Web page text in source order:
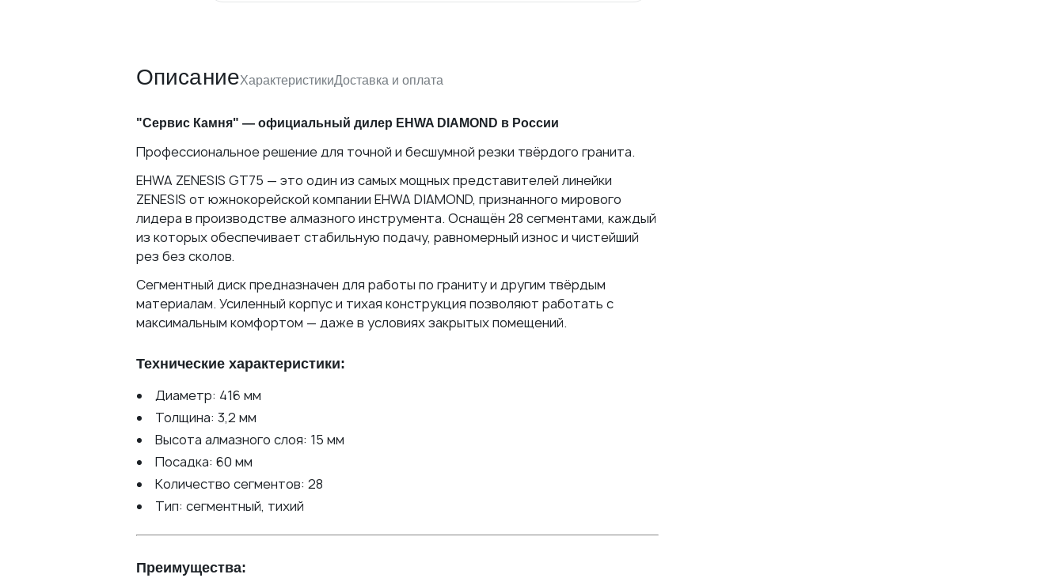
ОписаниеХарактеристикиДоставка и оплата
"Сервис Камня" — официальный дилер EHWA DIAMOND в России
Профессиональное решение для точной и бесшумной резки твёрдого гранита.
EHWA ZENESIS GT75 — это один из самых мощных представителей линейки
ZENESIS от южнокорейской компании EHWA DIAMOND, признанного мирового
лидера в производстве алмазного инструмента. Оснащён 28 сегментами, каждый
из которых обеспечивает стабильную подачу, равномерный износ и чистейший
рез без сколов.
Сегментный диск предназначен для работы по граниту и другим твёрдым
материалам. Усиленный корпус и тихая конструкция позволяют работать с
максимальным комфортом — даже в условиях закрытых помещений.
Технические характеристики:
Диаметр: 416 мм
Толщина: 3,2 мм
Высота алмазного слоя: 15 мм
Посадка: 60 мм
Количество сегментов: 28
Тип: сегментный, тихий
Преимущества:
17402
EHWA (Корея)
400
Гранит
С водой
Бесшумный
Доставка
Транспортной компанией:
Оплата
Банковской картой
По счетудля юридических лиц